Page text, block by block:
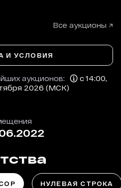
Все аукционы ↗
аукционов:
с 14:00,
2026 (МСК)
И УСЛОВИЯ
НУЛЕВАЯ СТРОКА